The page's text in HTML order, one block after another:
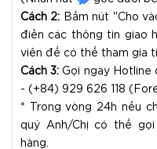
Cách 2: Bấm nút "Cho
điền các thông tin giao
viên để có thể tham gia
Cách 3: Gọi ngay Hotline
- (+84) 929 626 118
* Trong vòng 24h nếu
quý Anh/Chị có thể
hàng.